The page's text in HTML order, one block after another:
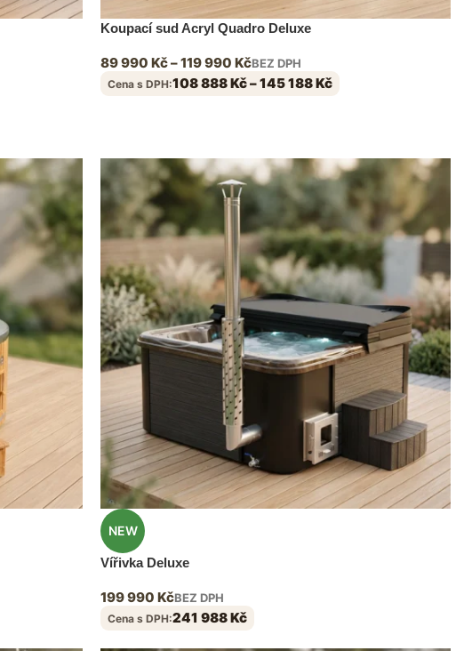
Koupací sud Acryl Quadro Deluxe
89 990 Kč–119 990 KčBEZ DPH
Cena s DPH:108 888Kč–145 188Kč
NEW
Vířivka Deluxe
199 990 KčBEZ DPH
Cena s DPH:241 988Kč